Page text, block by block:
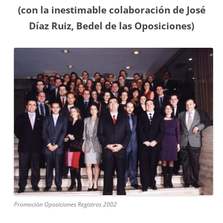
(con la inestimable colaboración de José
Díaz Ruiz, Bedel de las Oposiciones)
Promoción Oposiciones Registros 2002